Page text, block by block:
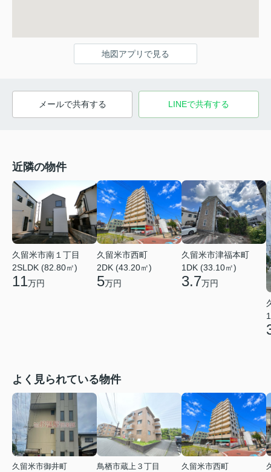
地図アプリで見る
メールで共有する LINEで共有する
近隣の物件
久留米市南１丁目
2SLDK (82.80㎡)
11万円
久留米市西町
2DK (43.20㎡)
5万円
久留米市津福本町
1DK (33.10㎡)
3.7万円
よく見られている物件
久留米市御井町
鳥栖市蔵上３丁目
久留米市西町